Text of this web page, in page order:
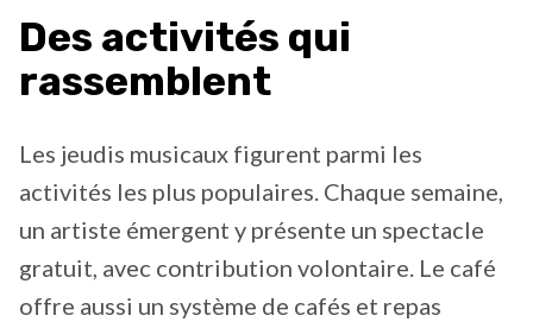
Des activités qui
rassemblent
Les jeudis musicaux figurent parmi les
activités les plus populaires. Chaque semaine,
un artiste émergent y présente un spectacle
gratuit, avec contribution volontaire. Le café
offre aussi un système de cafés et repas